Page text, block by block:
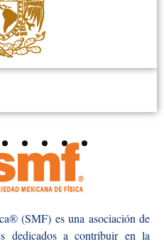
(SMF) es una asociación de
dedicados a contribuir en la